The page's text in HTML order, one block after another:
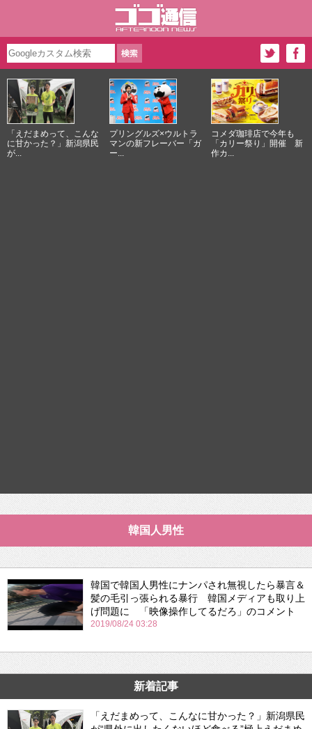
「えだまめって、こんな
に甘かった？」新潟県民
が...
プリングルズ×ウルトラ
マンの新フレーバー「ガ
ー...
コメダ珈琲店で今年も
「カリー祭り」開催 新
作カ...
韓国人男性
韓国で韓国人男性にナンパされ無視したら暴言＆
髪の毛引っ張られる暴行 韓国メディアも取り上
げ問題に 「映像操作してるだろ」のコメント
2019/08/24 03:28
新着記事
「えだまめって、こんなに甘かった？」新潟県民